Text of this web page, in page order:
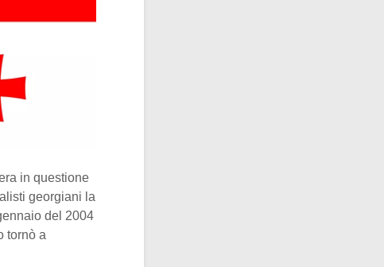
in questione
georgiani la
del 2004
tornò a